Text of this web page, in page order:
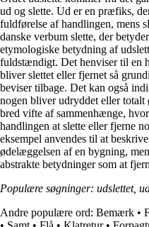
ud og slette. Ud er en præfiks,
fuldførelse af handlingen, mens
danske verbum slette, der
etymologiske betydning af
fuldstændigt. Det henviser til en
bliver slettet eller fjernet så
beviser tilbage. Det kan også
nogen bliver udryddet eller totalt
bred vifte af sammenhænge,
handlingen at slette eller fjerne
eksempel anvendes til at
ødelæggelsen af en bygning,
abstrakte betydninger som at
Populære søgninger: udslettet,
Andre populære ord: Bemærk •